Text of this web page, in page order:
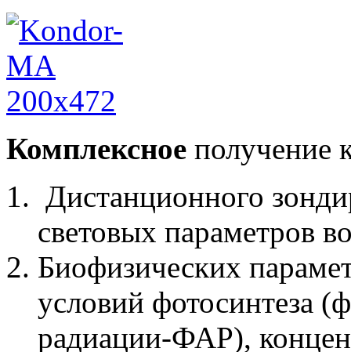
Комплексное получение
Дистанционного
световых параметров
Биофизических
условий фотосинтеза
радиации-ФАР),